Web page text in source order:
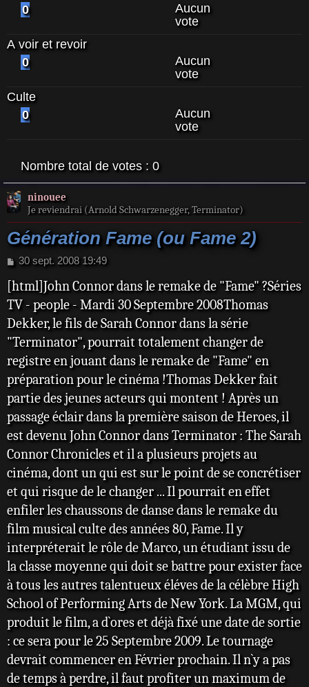
0
Aucun
vote
A voir et revoir
0
Aucun
vote
Culte
0
Aucun
vote
Nombre total de votes : 0
ninouee
Je reviendrai (Arnold Schwarzenegger, Terminator)
Génération Fame (ou Fame 2)
M
s
s
a
g
e
30 sept. 2008 19:49
[html]John Connor dans le remake de "Fame" ?Séries
TV - people - Mardi 30 Septembre 2008Thomas
Dekker, le fils de Sarah Connor dans la série
"Terminator", pourrait totalement changer de
registre en jouant dans le remake de "Fame" en
préparation pour le cinéma !Thomas Dekker fait
partie des jeunes acteurs qui montent ! Après un
passage éclair dans la première saison de Heroes, il
est devenu John Connor dans Terminator : The Sarah
Connor Chronicles et il a plusieurs projets au
cinéma, dont un qui est sur le point de se concrétiser
et qui risque de le changer ... Il pourrait en effet
enfiler les chaussons de danse dans le remake du
film musical culte des années 80, Fame. Il y
interpréterait le rôle de Marco, un étudiant issu de
la classe moyenne qui doit se battre pour exister face
à tous les autres talentueux éléves de la célèbre High
School of Performing Arts de New York. La MGM, qui
produit le film, a d`ores et déjà fixé une date de sortie
: ce sera pour le 25 Septembre 2009. Le tournage
devrait commencer en Février prochain. Il n`y a pas
de temps à perdre, il faut profiter un maximum de